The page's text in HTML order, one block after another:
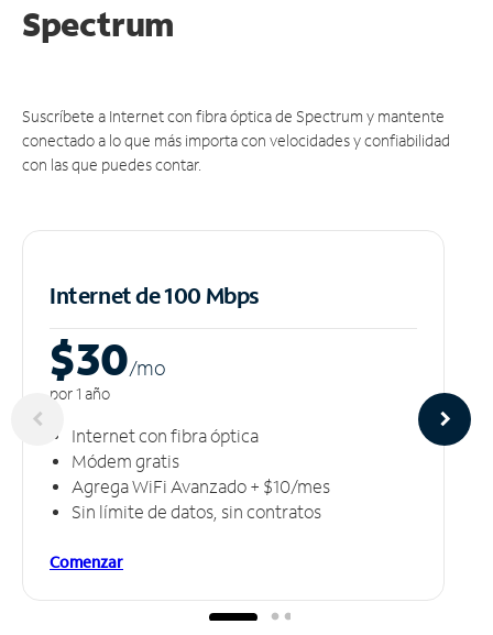
Spectrum
Suscríbete a Internet con fibra óptica de Spectrum y mantente
conectado a lo que más importa con velocidades y confiabilidad
con las que puedes contar.
Internet de 100 Mbps
$30/mo
por 1 año
Internet con fibra óptica
Módem gratis
Agrega WiFi Avanzado + $10/mes
Sin límite de datos, sin contratos
Comenzar